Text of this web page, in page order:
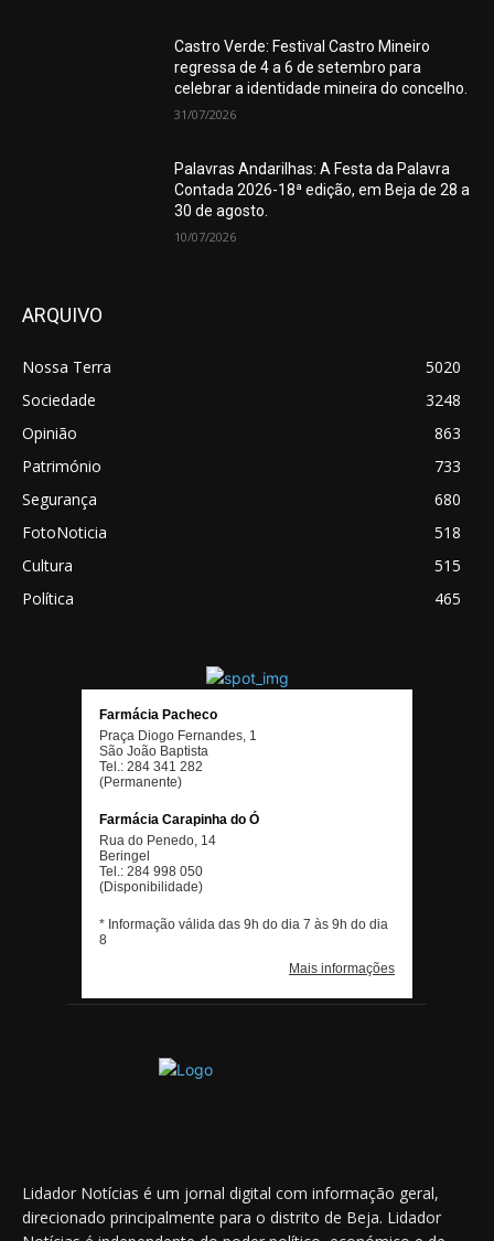
Castro Verde: Festival Castro Mineiro
regressa de 4 a 6 de setembro para
celebrar a identidade mineira do concelho.
31/07/2026
Palavras Andarilhas: A Festa da Palavra
Contada 2026-18ª edição, em Beja de 28 a
30 de agosto.
10/07/2026
ARQUIVO
Nossa Terra
5020
Sociedade
3248
Opinião
863
Património
733
Segurança
680
FotoNoticia
518
Cultura
515
Política
465
Lidador Notícias é um jornal digital com informação geral,
direcionado principalmente para o distrito de Beja. Lidador